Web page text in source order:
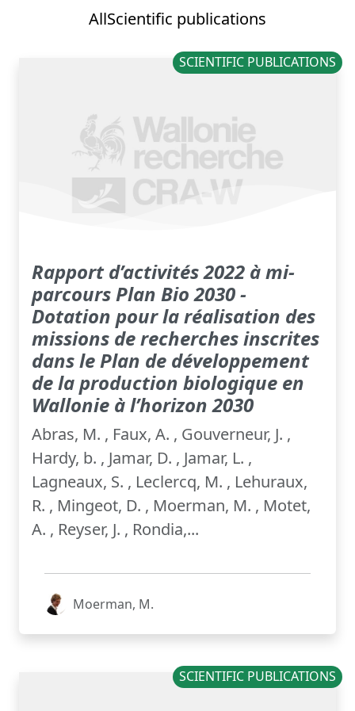
AllScientific publications
SCIENTIFIC PUBLICATIONS
Rapport d’activités 2022 à mi-
parcours Plan Bio 2030 -
Dotation pour la réalisation des
missions de recherches inscrites
dans le Plan de développement
de la production biologique en
Wallonie à l’horizon 2030
Abras, M. , Faux, A. , Gouverneur, J. ,
Hardy, b. , Jamar, D. , Jamar, L. ,
Lagneaux, S. , Leclercq, M. , Lehuraux,
R. , Mingeot, D. , Moerman, M. , Motet,
A. , Reyser, J. , Rondia,...
Moerman, M.
SCIENTIFIC PUBLICATIONS